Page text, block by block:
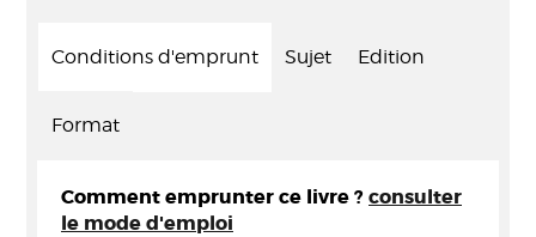
Conditions d'emprunt Sujet Edition
Format
Comment emprunter ce livre ? consulter
le mode d'emploi